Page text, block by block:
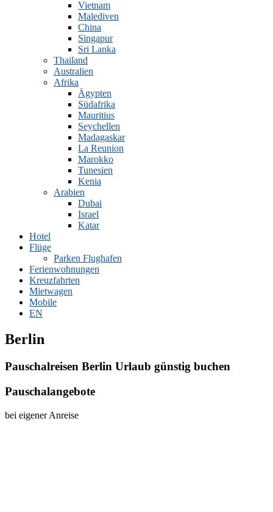
Vietnam
Malediven
China
Singapur
Sri Lanka
Thailand
Australien
Afrika
Ägypten
Südafrika
Mauritius
Seychellen
Madagaskar
La Reunion
Marokko
Tunesien
Kenia
Arabien
Dubai
Israel
Katar
Hotel
Flüge
Parken Flughafen
Ferienwohnungen
Kreuzfahrten
Mietwagen
Mobile
EN
Berlin
Pauschalreisen Berlin Urlaub günstig buchen
Pauschalangebote
bei eigener Anreise